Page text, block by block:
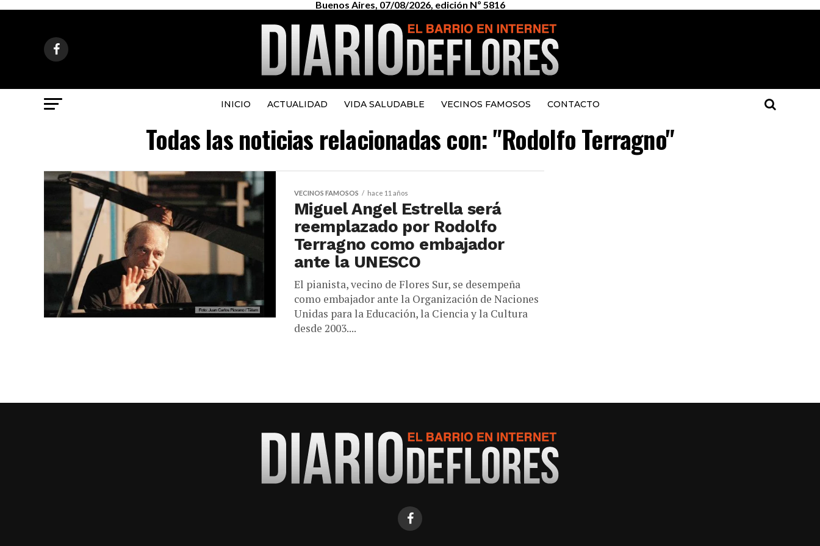
Buenos Aires, 07/08/2026, edición Nº 5816
INICIO ACTUALIDAD VIDA SALUDABLE VECINOS FAMOSOS CONTACTO
Todas las noticias relacionadas con: "Rodolfo Terragno"
VECINOS FAMOSOS hace 11 años
Miguel Angel Estrella será
reemplazado por Rodolfo
Terragno como embajador
ante la UNESCO
El pianista, vecino de Flores Sur, se desempeña
como embajador ante la Organización de Naciones
Unidas para la Educación, la Ciencia y la Cultura
desde 2003....